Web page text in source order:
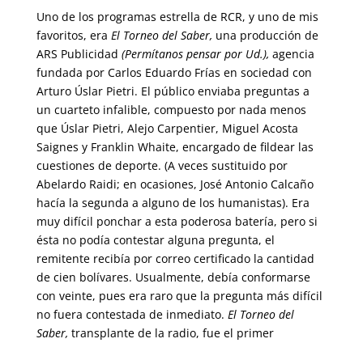
Uno de los programas estrella de RCR, y uno de mis
favoritos, era El Torneo del Saber, una producción de
ARS Publicidad (Permítanos pensar por Ud.), agencia
fundada por Carlos Eduardo Frías en sociedad con
Arturo Úslar Pietri. El público enviaba preguntas a
un cuarteto infalible, compuesto por nada menos
que Úslar Pietri, Alejo Carpentier, Miguel Acosta
Saignes y Franklin Whaite, encargado de fildear las
cuestiones de deporte. (A veces sustituido por
Abelardo Raidi; en ocasiones, José Antonio Calcaño
hacía la segunda a alguno de los humanistas). Era
muy difícil ponchar a esta poderosa batería, pero si
ésta no podía contestar alguna pregunta, el
remitente recibía por correo certificado la cantidad
de cien bolívares. Usualmente, debía conformarse
con veinte, pues era raro que la pregunta más difícil
no fuera contestada de inmediato. El Torneo del
Saber, transplante de la radio, fue el primer